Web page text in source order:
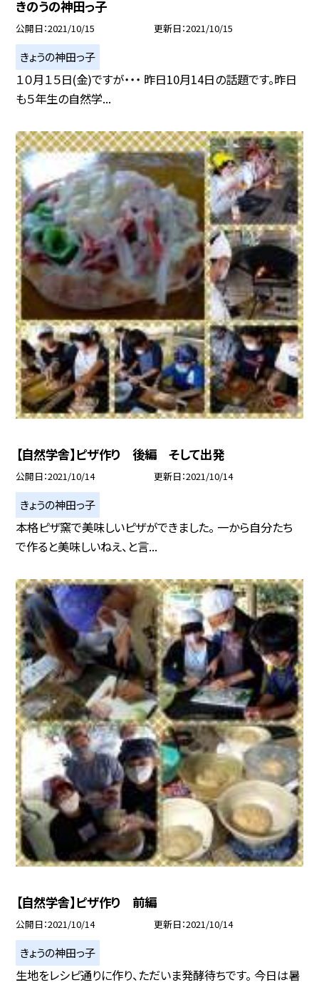
きのうの神田っ子
公開日 2021/10/15 更新日 2021/10/15
きょうの神田っ子
１０月１５日(金)ですが・・・ 昨日10月14日の話題です。昨日
も５年生の自然学...
【自然学舎】ピザ作り 後編 そして出発
公開日 2021/10/14 更新日 2021/10/14
きょうの神田っ子
本格ピザ窯で美味しいピザができました。 一から自分たち
で作ると美味しいねえ、と言...
【自然学舎】ピザ作り 前編
公開日 2021/10/14 更新日 2021/10/14
きょうの神田っ子
生地をレシピ通りに作り、ただいま発酵待ちです。 今日は暑